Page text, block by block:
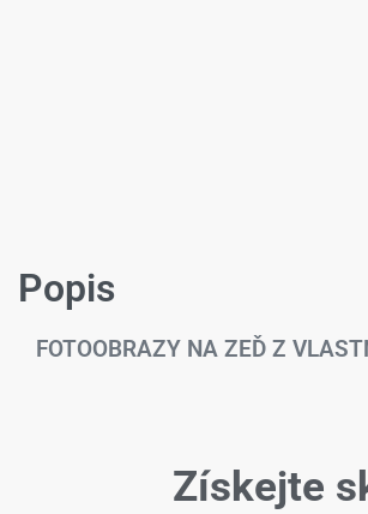
Popis
FOTOOBRAZY NA ZEĎ Z
Získejte